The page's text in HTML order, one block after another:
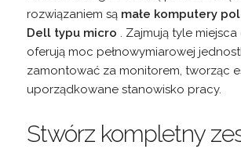
rozwiązaniem są małe komputery
Dell typu micro . Zajmują tyle miejsca
oferują moc pełnowymiarowej
zamontować za monitorem, tworząc
uporządkowane stanowisko pracy.
Stwórz kompletny